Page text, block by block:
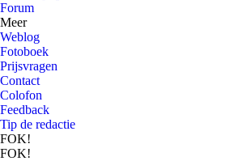
Forum
Meer
Weblog
Fotoboek
Prijsvragen
Contact
Colofon
Feedback
Tip de redactie
FOK!
FOK!